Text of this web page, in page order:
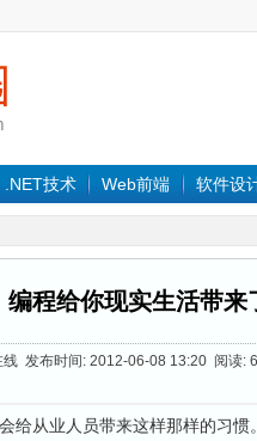
.NET技术 Web前端 软件设
编程给你现实生活带来
线 发布时间: 2012-06-08 13:20 阅读:
给从业人员带来这样那样的习